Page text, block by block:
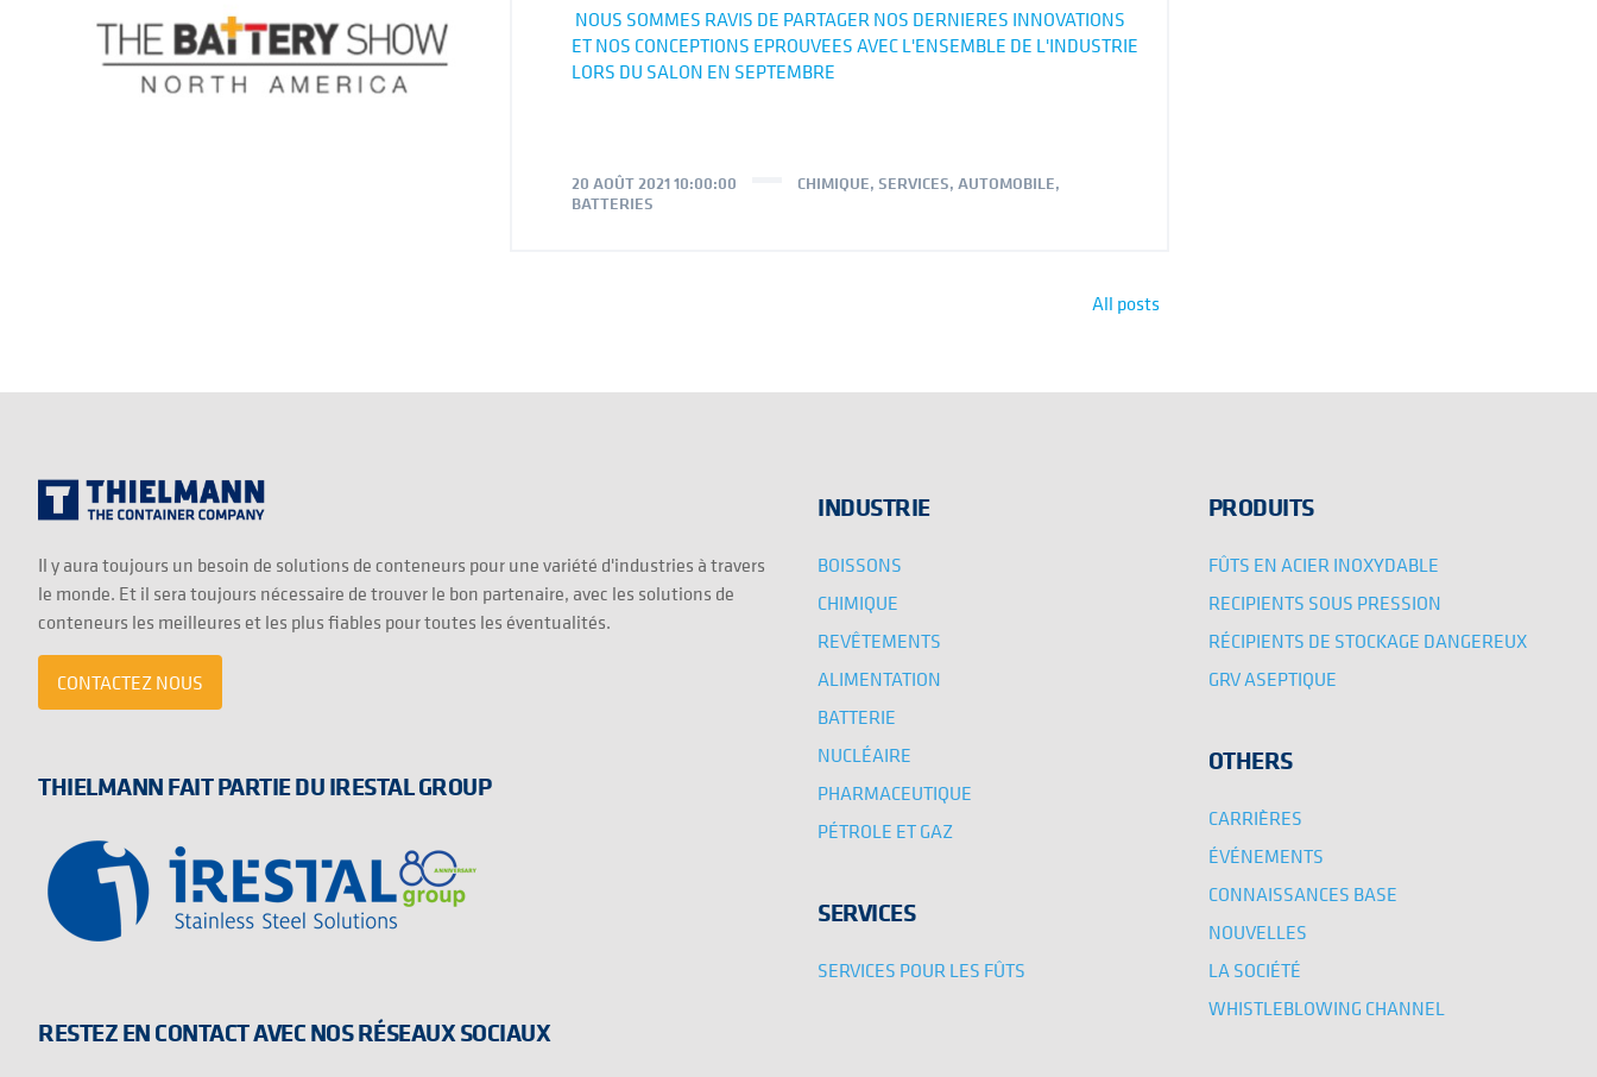
NOUS SOMMES RAVIS DE PARTAGER NOS DERNIERES INNOVATIONS
ET NOS CONCEPTIONS EPROUVEES AVEC L'ENSEMBLE DE L'INDUSTRIE
LORS DU SALON EN SEPTEMBRE
20 AOÛT 2021 10:00:00 CHIMIQUE, SERVICES, AUTOMOBILE,
BATTERIES
All posts
Il y aura toujours un besoin de solutions de conteneurs pour une variété d'industries à travers
le monde. Et il sera toujours nécessaire de trouver le bon partenaire, avec les solutions de
conteneurs les meilleures et les plus fiables pour toutes les éventualités.
CONTACTEZ NOUS
THIELMANN FAIT PARTIE DU IRESTAL GROUP
RESTEZ EN CONTACT AVEC NOS RÉSEAUX SOCIAUX
INDUSTRIE
BOISSONS
CHIMIQUE
REVÊTEMENTS
ALIMENTATION
BATTERIE
NUCLÉAIRE
PHARMACEUTIQUE
PÉTROLE ET GAZ
SERVICES
SERVICES POUR LES FÛTS
PRODUITS
FÛTS EN ACIER INOXYDABLE
RECIPIENTS SOUS PRESSION
RÉCIPIENTS DE STOCKAGE DANGEREUX
GRV ASEPTIQUE
OTHERS
CARRIÈRES
ÉVÉNEMENTS
CONNAISSANCES BASE
NOUVELLES
LA SOCIÉTÉ
WHISTLEBLOWING CHANNEL